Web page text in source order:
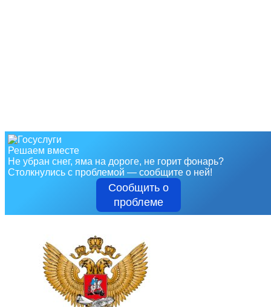
Решаем вместе
Не убран снег, яма на дороге, не горит фонарь?
Столкнулись с проблемой — сообщите о ней!
Сообщить о
проблеме